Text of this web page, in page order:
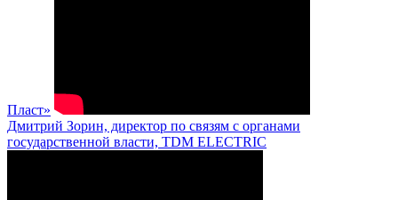
Пласт»
Дмитрий Зорин, директор по связям с органами
государственной власти, TDM ELECTRIC